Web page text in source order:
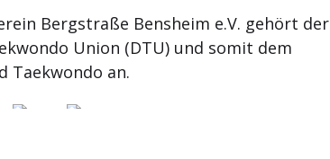
Bergstraße Bensheim e.V. gehört der
Union (DTU) und somit dem
Taekwondo an.